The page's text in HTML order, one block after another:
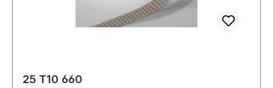
25 T10 660